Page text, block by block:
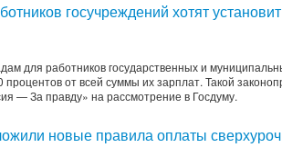
госучреждений хотят
для работников государственных и
от всей суммы их зарплат. Такой
— За правду» на рассмотрение в Госдуму.
новые правила оплаты